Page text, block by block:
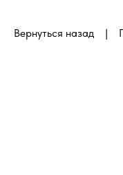
Вернуться назад |